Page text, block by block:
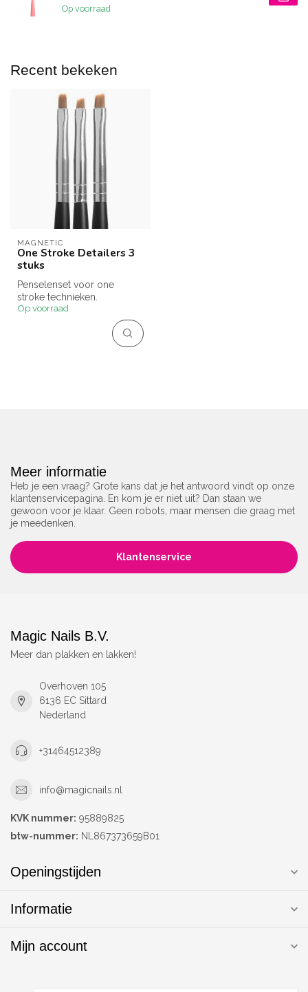
Op voorraad
Recent bekeken
MAGNETIC
One Stroke Detailers 3
stuks
Penselenset voor one
stroke technieken.
Op voorraad
Meer informatie
Heb je een vraag? Grote kans dat je het antwoord vindt op onze
klantenservicepagina. En kom je er niet uit? Dan staan we
gewoon voor je klaar. Geen robots, maar mensen die graag met
je meedenken.
Klantenservice
Magic Nails B.V.
Meer dan plakken en lakken!
Overhoven 105
6136 EC Sittard
Nederland
+31464512389
info@magicnails.nl
KVK nummer: 95889825
btw-nummer: NL867373659B01
Openingstijden
Informatie
Mijn account